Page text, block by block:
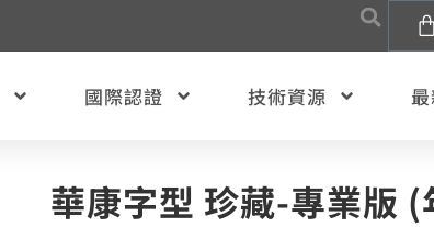
國際認證 技術資源
華康字型 珍藏-專業版 (